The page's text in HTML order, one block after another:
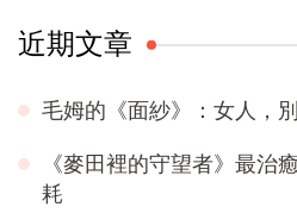
近期文章
毛姆的《面紗》：女人，
《麥田裡的守望者》最治
耗